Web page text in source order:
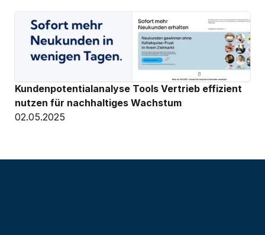
Kundenpotentialanalyse Tools Vertrieb effizient
nutzen für nachhaltiges Wachstum
02.05.2025